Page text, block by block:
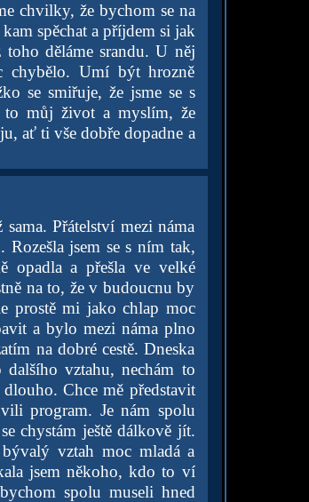
chvilky, že bychom se na
spěchat a příjdem si jak
toho děláme srandu. U něj
chybělo. Umí být hrozně
se smiřuje, že jsme se s
to můj život a myslím, že
ať ti vše dobře dopadne a
Přátelství mezi náma
jsem se s ním tak,
opadla a přešla ve velké
na to, že v budoucnu by
prostě mi jako chlap moc
a bylo mezi náma plno
na dobré cestě. Dneska
vztahu, nechám to
Chce mě představit
program. Je nám spolu
chystám ještě dálkově jít.
vztah moc mladá a
jsem někoho, kdo to ví
spolu museli hned